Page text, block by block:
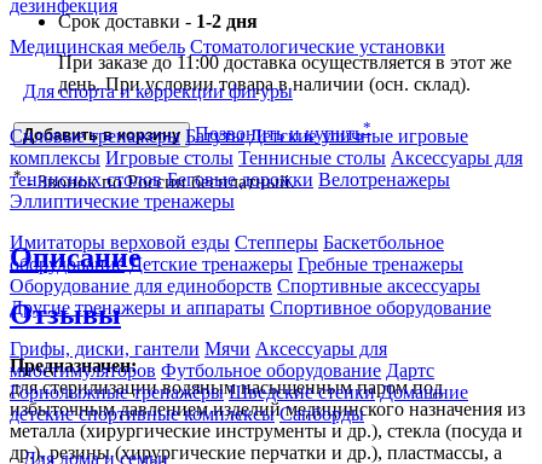
дезинфекция
Медицинская мебель Стоматологические установки
Для спорта и коррекции фигуры
Силовые тренажеры Батуты Детские уличные игровые
комплексы Игровые столы Теннисные столы Аксессуары для
теннисных столов Беговые дорожки Велотренажеры
Эллиптические тренажеры
Имитаторы верховой езды Степперы Баскетбольное
оборудование Детские тренажеры Гребные тренажеры
Оборудование для единоборств Спортивные аксессуары
Другие тренажеры и аппараты Спортивное оборудование
Грифы, диски, гантели Мячи Аксессуары для
миостимуляторов Футбольное оборудование Дартс
Горнолыжные тренажёры Шведские стенки Домашние
детские спортивные комплексы Сапборды
Для дома и семьи
Срок доставки - 1-2 дня
При заказе до 11:00 доставка осуществляется в этот же
день. При условии товара в наличии (осн. склад).
Добавить в корзину Позвонить и купить*
*- Звонок по России бесплатный.
Описание
Отзывы
Предназначен:
для стерилизации водяным насыщенным паром под
избыточным давлением изделий медицинского назначения из
металла (хирургические инструменты и др.), стекла (посуда и
др.), резины (хирургические перчатки и др.), пластмассы, а